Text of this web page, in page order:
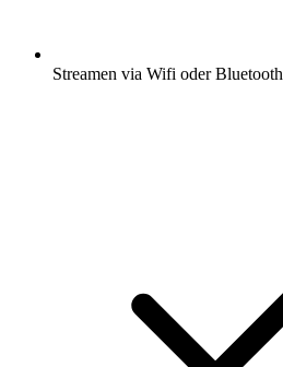
Streamen via Wifi oder Bluetooth